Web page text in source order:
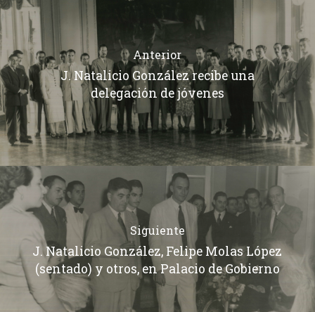
Anterior
J. Natalicio González recibe una
delegación de jóvenes
Siguiente
J. Natalicio González, Felipe Molas López
(sentado) y otros, en Palacio de Gobierno